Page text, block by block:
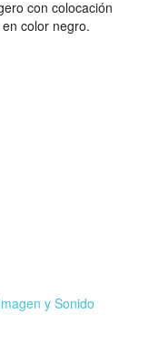
con colocación
color negro.
y Sonido